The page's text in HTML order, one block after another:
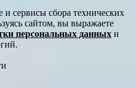
сервисы сбора технических
сайтом, вы выражаете
персональных данных и